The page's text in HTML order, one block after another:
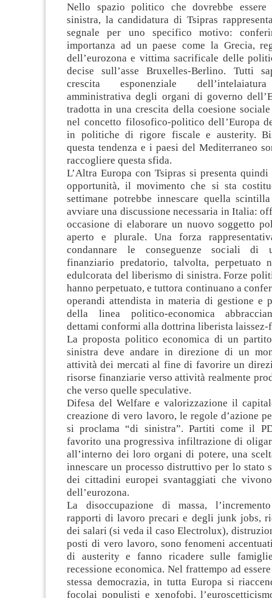
Nello spazio politico che dovrebbe essere
sinistra, la candidatura di Tsipras
segnale per uno specifico motivo:
importanza ad un paese come la Grecia,
dell’eurozona e vittima sacrificale delle
decise sull’asse Bruxelles-Berlino. Tutti
crescita esponenziale
amministrativa degli organi di governo
tradotta in una crescita della coesione
nel concetto filosofico-politico dell’Europa
in politiche di rigore fiscale e austerity.
questa tendenza e i paesi del Mediterraneo
raccogliere questa sfida.
L’Altra Europa con Tsipras si presenta
opportunità, il movimento che si sta
settimane potrebbe innescare quella
avviare una discussione necessaria in Italia:
occasione di elaborare un nuovo soggetto
aperto e plurale. Una forza
condannare le conseguenze sociali di
finanziario predatorio, talvolta, perpetuato
edulcorata del liberismo di sinistra. Forze
hanno perpetuato, e tuttora continuano a
operandi attendista in materia di gestione e
della linea politico-economica
dettami conformi alla dottrina liberista laissez-
La proposta politico economica di un
sinistra deve andare in direzione di un
attività dei mercati al fine di favorire un
risorse finanziarie verso attività realmente
che verso quelle speculative.
Difesa del Welfare e valorizzazione il
creazione di vero lavoro, le regole d’azione
si proclama “di sinistra”. Partiti come il
favorito una progressiva infiltrazione di
all’interno dei loro organi di potere, una
innescare un processo distruttivo per lo stato
dei cittadini europei svantaggiati che
dell’eurozona.
La disoccupazione di massa,
rapporti di lavoro precari e degli junk jobs,
dei salari (si veda il caso Electrolux),
posti di vero lavoro, sono fenomeni
di austerity e fanno ricadere sulle
recessione economica. Nel frattempo ad
stessa democrazia, in tutta Europa si
focolai populisti e xenofobi,